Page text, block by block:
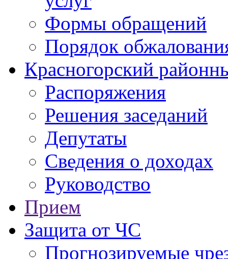
Формы обращений
Порядок
Красногорский
Распоряжения
Решения заседаний
Депутаты
Сведения о доходах
Руководство
Прием
Защита от ЧС
Прогнозируемые